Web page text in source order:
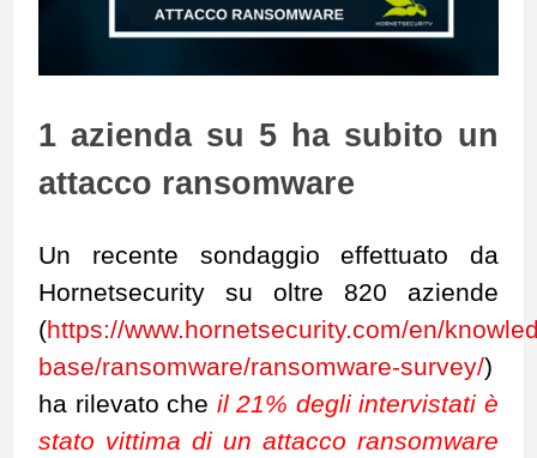
1 azienda su 5 ha subito un
attacco ransomware
Un recente sondaggio effettuato da
Hornetsecurity su oltre 820 aziende
(https://www.hornetsecurity.com/en/
base/ransomware/ransomware-survey/)
ha rilevato che il 21% degli intervistati è
stato vittima di un attacco ransomware